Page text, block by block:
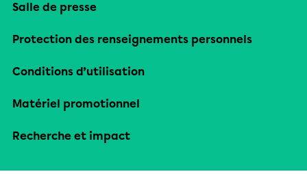
Salle de presse
Protection des renseignements personnels
Conditions d’utilisation
Matériel promotionnel
Recherche et impact